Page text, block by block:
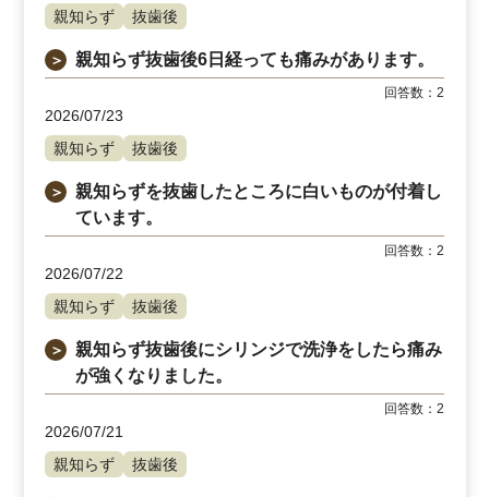
親知らず
抜歯後
＞ 親知らず抜歯後6日経っても痛みがあります。
回答数：2
2026/07/23
親知らず
抜歯後
＞
親知らずを抜歯したところに白いものが付着し
ています。
回答数：2
2026/07/22
親知らず
抜歯後
＞
親知らず抜歯後にシリンジで洗浄をしたら痛み
が強くなりました。
回答数：2
2026/07/21
親知らず
抜歯後